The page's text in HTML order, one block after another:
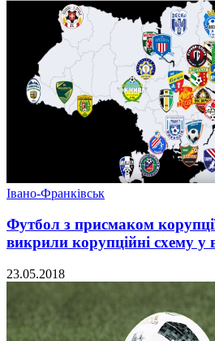
Івано-Франківськ
Футбол з присмаком
викрили корупційні схему
23.05.2018